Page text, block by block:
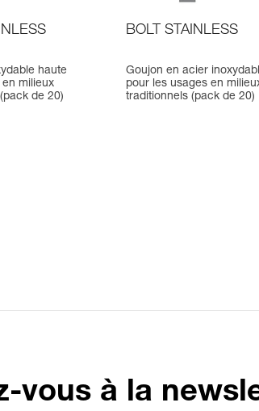
haute
milieux
de 20)
BOLT STAINLESS
Goujon en acier
pour les usages en
traditionnels (pack de 20)
vous à la